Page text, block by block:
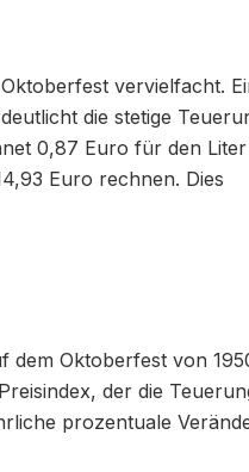
vervielfacht.
die stetige
0,87 Euro für den
Euro rechnen. Dies
dem Oktoberfest von
der die
prozentuale